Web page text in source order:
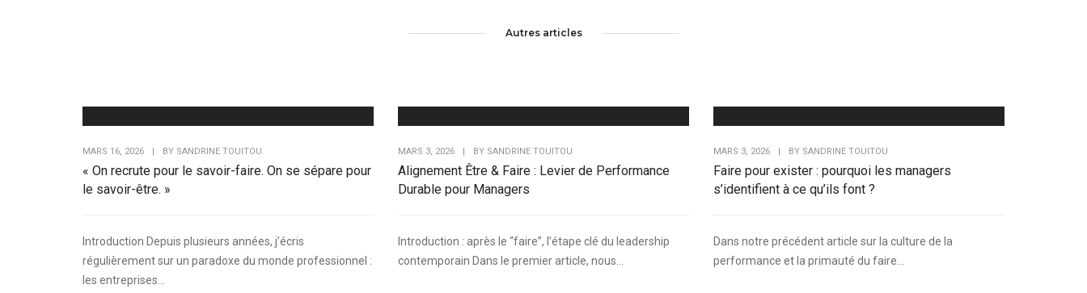
Autres articles
MARS 16, 2026 BY SANDRINE TOUITOU
« On recrute pour le savoir-faire. On se sépare pour
le savoir-être. »
Introduction Depuis plusieurs années, j’écris
régulièrement sur un paradoxe du monde professionnel :
les entreprises...
MARS 3, 2026 BY SANDRINE TOUITOU
Alignement Être & Faire : Levier de Performance
Durable pour Managers
Introduction : après le “faire”, l’étape clé du leadership
contemporain Dans le premier article, nous...
MARS 3, 2026 BY SANDRINE TOUITOU
Faire pour exister : pourquoi les managers
s’identifient à ce qu’ils font ?
Dans notre précédent article sur la culture de la
performance et la primauté du faire...